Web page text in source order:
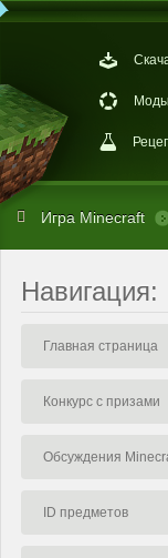
Моды
Игра Minecraft
Навигация:
Главная страница
Конкурс с призами
Обсуждения
ID предметов